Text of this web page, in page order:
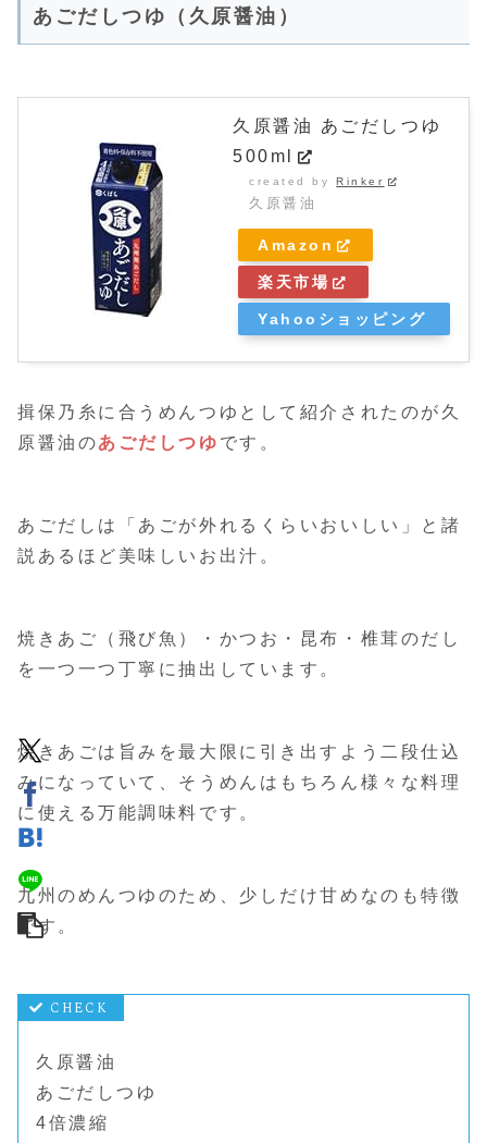
あごだしつゆ（久原醤油）
久原醤油 あごだしつゆ
500ml
created byRinker
久原醤油
Amazon
楽天市場
Yahooショッピング
揖保乃糸に合うめんつゆとして紹介されたのが久
原醤油のあごだしつゆ です。
あごだしは「あごが外れるくらいおいしい」と諸
説あるほど美味しいお出汁。
焼きあご（飛び魚）・かつお・昆布・椎茸のだし
を一つ一つ丁寧に抽出しています。
焼きあごは旨みを最大限に引き出すよう二段仕込
みになっていて、そうめんはもちろん様々な料理
に使える万能調味料です。
九州のめんつゆのため、少しだけ甘めなのも特徴
です。
久原醤油
あごだしつゆ
4倍濃縮